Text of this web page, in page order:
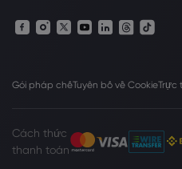
Gói pháp chếTuyên bố về CookieTrực
Cách thức
thanh toán